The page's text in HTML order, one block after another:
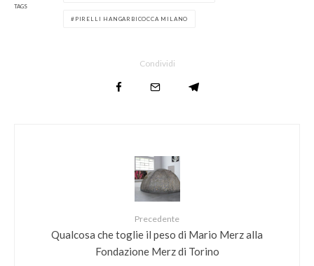
TAGS
PIRELLI HANGARBICOCCA MILANO
Condividi
Precedente
Qualcosa che toglie il peso di Mario Merz alla
Fondazione Merz di Torino